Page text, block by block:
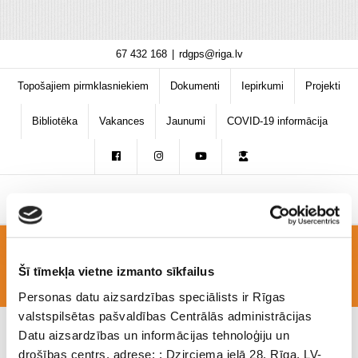
Šī tīmekļa vietne izmanto sīkfailus
Personas datu aizsardzības speciālists ir Rīgas
valstspilsētas pašvaldības Centrālās administrācijas
Datu aizsardzības un informācijas tehnoloģiju un
drošības centrs, adrese: : Dzirciema ielā 28, Rīga, LV-
content
67 432 168 rdgps@riga.lv
Topošajiem pirmklasniekiem Dokumenti Iepirkumi Projekti
Bibliotēka Vakances Jaunumi COVID-19 informācija
Florbols